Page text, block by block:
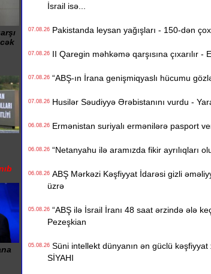
İsrail isə...
07.08.26Pakistanda leysan yağışları - 150-dən
07.08.26II Qaregin məhkəmə qarşısına çıxarılır -
07.08.26“ABŞ-ın İrana genişmiqyaslı hücumu
07.08.26Husilər Səudiyyə Ərəbistanını vurdu -
06.08.26Ermənistan suriyalı ermənilərə pasport
06.08.26“Netanyahu ilə aramızda fikir ayrılıqları
06.08.26ABŞ Mərkəzi Kəşfiyyat İdarəsi gizli
üzrə
05.08.26“ABŞ ilə İsrail İranı 48 saat ərzində ələ
Pezeşkian
05.08.26Süni intellekt dünyanın ən güclü kəşfiyyat
SİYAHI